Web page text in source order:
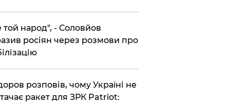
той народ", - Соловйов
росіян через розмови про
розповів, чому Україні не
ракет для ЗРК Patriot: